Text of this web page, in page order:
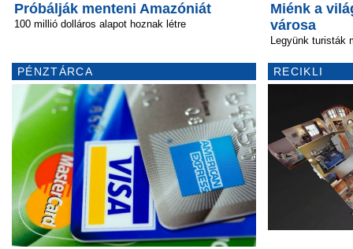
Próbálják menteni Amazóniát
100 millió dolláros alapot hoznak létre
PÉNZTÁRCA
Miénk a
városa
Legyünk turisták
RECIKLI